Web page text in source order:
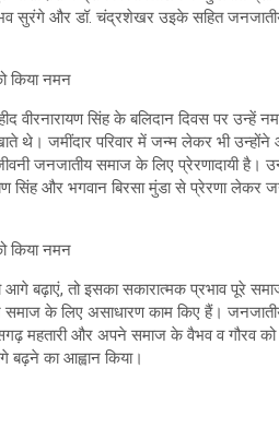
वैभव सुरंगे और डॉ. चंद्रशेखर उइके सहित
सिंह के बलिदान दिवस पर उन्हें
थे। जमींदार परिवार में जन्म लेकर भी
जनजातीय समाज के लिए प्रेरणादायी है।
सिंह और भगवान बिरसा मुंडा से प्रेरणा लेकर
बढ़ाएं, तो इसका सकारात्मक प्रभाव पूरे
ने समाज के लिए असाधारण काम किए हैं।
महतारी और अपने समाज के वैभव व गौरव
बढ़ने का आह्वान किया।